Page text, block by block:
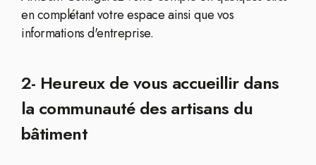
en complétant votre espace ainsi que vos
informations d'entreprise.
2- Heureux de vous accueillir dans
la communauté des artisans du
bâtiment